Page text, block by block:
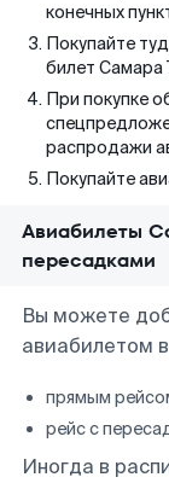
конечных
Покупайте
билет Самара
При покупке
распродажи
Покупайте
Авиабилеты
пересадками
Вы можете
авиабилетом
прямым
рейс с
Иногда в